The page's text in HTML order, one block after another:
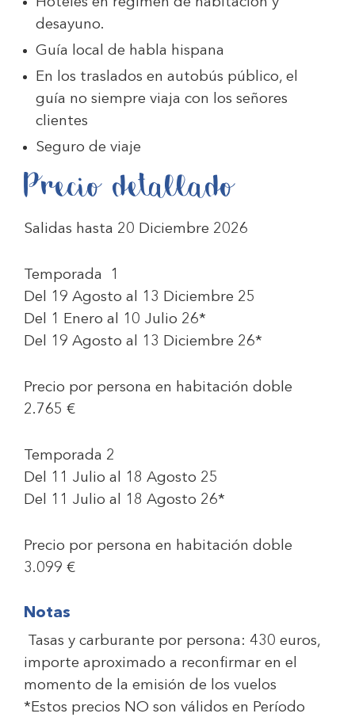
desayuno.
Guía local de habla hispana
En los traslados en autobús público, el
guía no siempre viaja con los señores
clientes
Seguro de viaje
Precio detallado
Salidas hasta 20 Diciembre 2026
Temporada 1
Del 19 Agosto al 13 Diciembre 25
Del 1 Enero al 10 Julio 26*
Del 19 Agosto al 13 Diciembre 26*
Precio por persona en habitación doble
2.765 €
Temporada 2
Del 11 Julio al 18 Agosto 25
Del 11 Julio al 18 Agosto 26*
Precio por persona en habitación doble
3.099 €
Notas
Tasas y carburante por persona: 430 euros,
importe aproximado a reconfirmar en el
momento de la emisión de los vuelos
*Estos precios NO son válidos en Período